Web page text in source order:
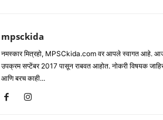
mpsckida
नमस्कार मित्रहो, MPSCkida.com वर आपले स्वागत आहे.
उपक्रम सप्टेंबर 2017 पासून राबवत आहोत. नोकरी विषयक
आणि बरच काही...